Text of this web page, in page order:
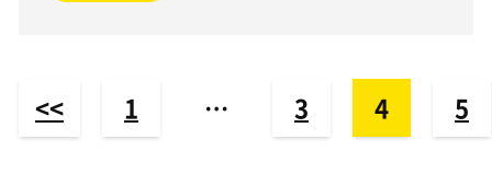
<< 1 … 3 4 5